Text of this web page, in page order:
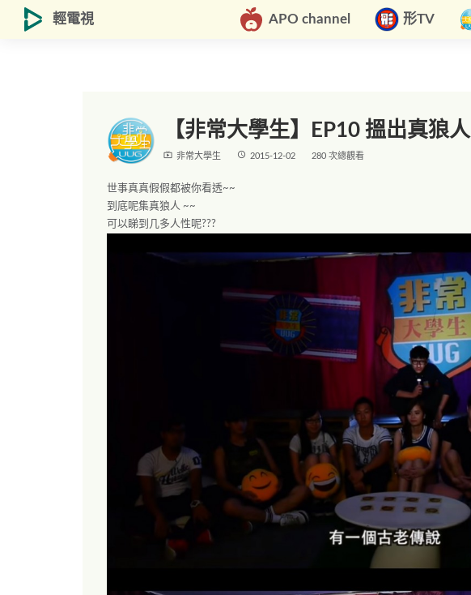
輕電視 APO channel 形TV
【非常大學生】EP10 搵出真狼人
live_tv 非常大學生 access_time 2015-12-02 280 次總觀看
世事真真假假都被你看透~~
到底呢集真狼人 ~~
可以睇到几多人性呢???